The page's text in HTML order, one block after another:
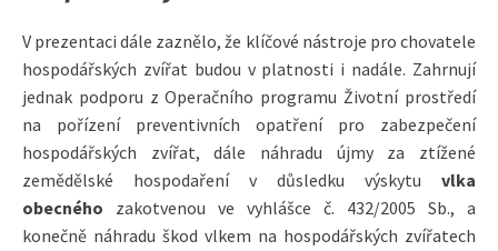
V prezentaci dále zaznělo, že klíčové nástroje pro chovatele
hospodářských zvířat budou v platnosti i nadále. Zahrnují
jednak podporu z Operačního programu Životní prostředí
na pořízení preventivních opatření pro zabezpečení
hospodářských zvířat, dále náhradu újmy za ztížené
zemědělské hospodaření v důsledku výskytu vlka
obecného zakotvenou ve vyhlášce č. 432/2005 Sb., a
konečně náhradu škod vlkem na hospodářských zvířatech